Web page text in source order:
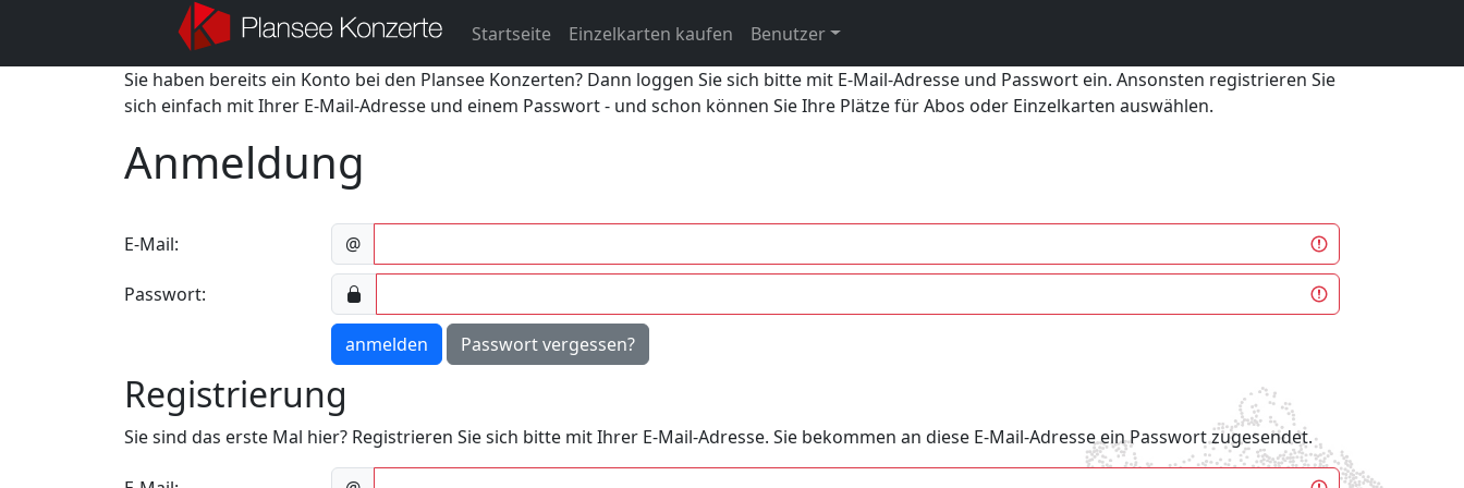
Startseite Einzelkarten kaufen
Benutzer
Sie haben bereits ein Konto bei den Plansee Konzerten? Dann loggen Sie sich bitte mit E-Mail-Adresse und Passwort ein. Ansonsten registrieren Sie
sich einfach mit Ihrer E-Mail-Adresse und einem Passwort - und schon können Sie Ihre Plätze für Abos oder Einzelkarten auswählen.
Anmeldung
E-Mail: @
Passwort:
anmelden Passwort vergessen?
Registrierung
Sie sind das erste Mal hier? Registrieren Sie sich bitte mit Ihrer E-Mail-Adresse. Sie bekommen an diese E-Mail-Adresse ein Passwort zugesendet.